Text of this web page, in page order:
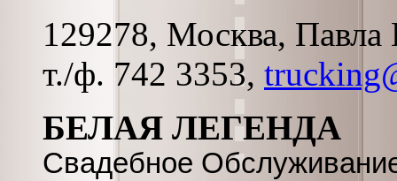
129278, Москва, Павла
т./ф. 742 3353,
БЕЛАЯ ЛЕГЕНДА
Свадебное